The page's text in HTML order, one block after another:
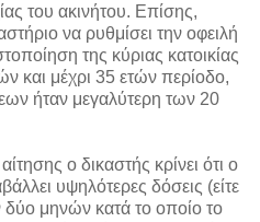
του ακινήτου. Επίσης,
να ρυθμίσει την οφειλή
της κύριας κατοικίας
και μέχρι 35 ετών περίοδο,
ήταν μεγαλύτερη των 20
ο δικαστής κρίνει ότι ο
υψηλότερες δόσεις (είτε
δύο μηνών κατά το οποίο το